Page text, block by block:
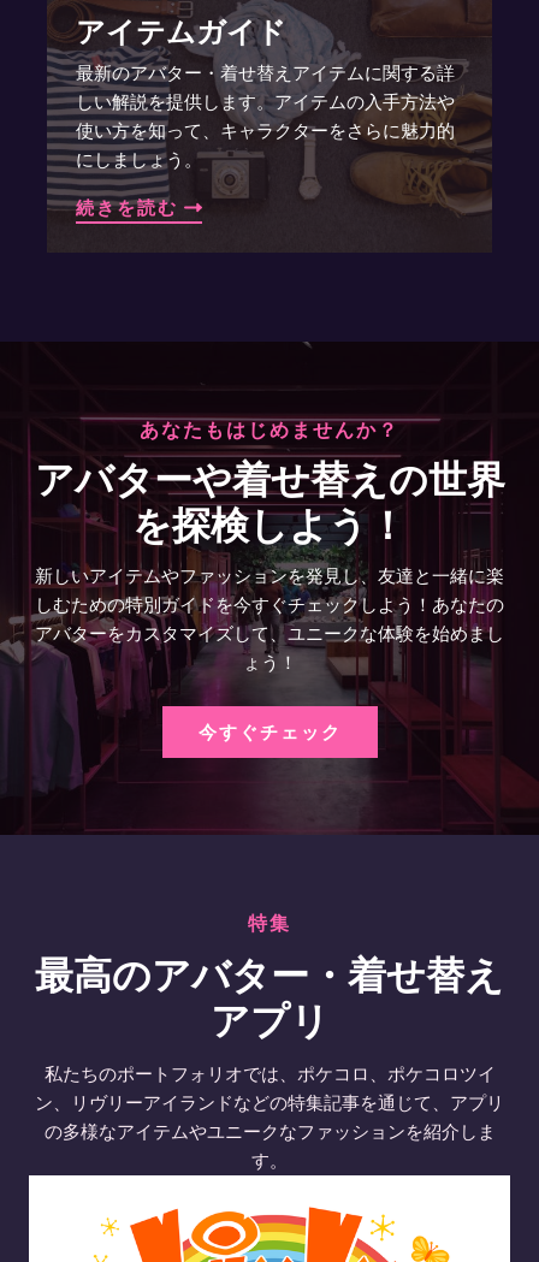
アイテムガイド
最新のアバター・着せ替えアイテムに関する詳
しい解説を提供します。アイテムの入手方法や
使い方を知って、キャラクターをさらに魅力的
にしましょう。
続きを読む
あなたもはじめませんか？
アバターや着せ替えの世界
を探検しよう！
新しいアイテムやファッションを発見し、友達と一緒に楽
しむための特別ガイドを今すぐチェックしよう！あなたの
アバターをカスタマイズして、ユニークな体験を始めまし
ょう！
今すぐチェック
特集
最高のアバター・着せ替え
アプリ
私たちのポートフォリオでは、ポケコロ、ポケコロツイ
ン、リヴリーアイランドなどの特集記事を通じて、アプリ
の多様なアイテムやユニークなファッションを紹介しま
す。